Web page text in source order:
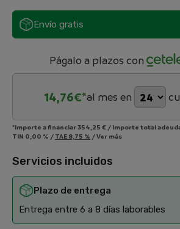
Envío gratis
Págalo a plazos con
14,76€*al mes en
*Importe a financiar354,25 € / Importe total
TIN 0,00 % / TAE 8,75 % /Ver más
Servicios incluidos
Plazo de entrega
Entrega entre 6 a 8 días laborables